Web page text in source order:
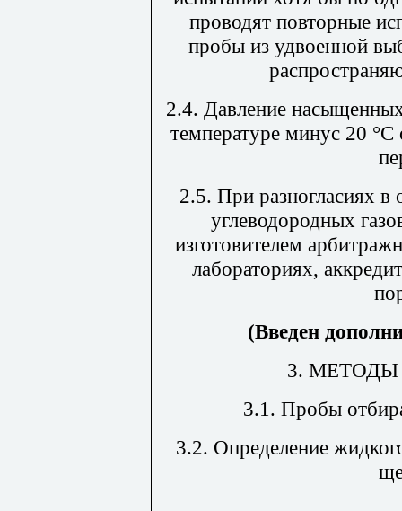
проводят повторные
пробы из удвоенной
2.4. Давление
температуре минус 20 °С
2.5. При разногласиях в
углеводородных
изготовителем
лабораториях,
(Введен
3.
3.1. Пробы
3.2. Определение